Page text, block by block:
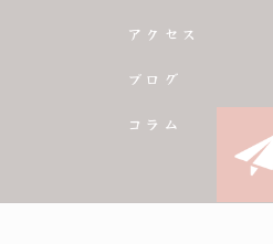
アクセス
ブログ
コラム